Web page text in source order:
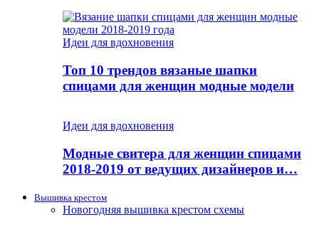
Идеи для вдохновения
Топ 10 трендов вязаные шапки
спицами для женщин модные модели
Идеи для вдохновения
Модные свитера для женщин спицами
2018-2019 от ведущих дизайнеров и…
Вышивка крестом
Новогодняя вышивка крестом схемы